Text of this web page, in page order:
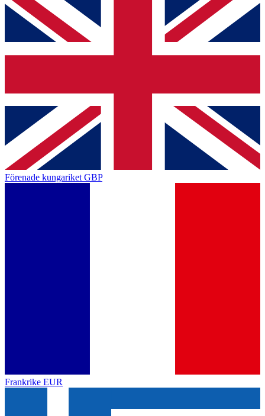
Förenade kungariket GBP
Frankrike EUR